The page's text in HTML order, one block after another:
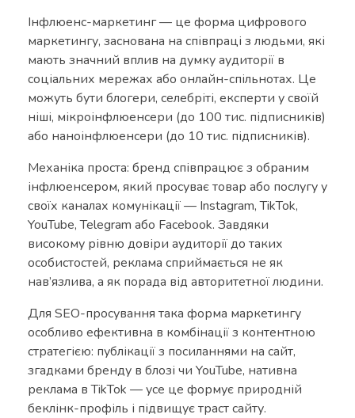
Інфлюенс-маркетинг — це форма цифрового
маркетингу, заснована на співпраці з людьми, які
мають значний вплив на думку аудиторії в
соціальних мережах або онлайн-спільнотах. Це
можуть бути блогери, селебріті, експерти у своїй
ніші, мікроінфлюенсери (до 100 тис. підписників)
або наноінфлюенсери (до 10 тис. підписників).
Механіка проста: бренд співпрацює з обраним
інфлюенсером, який просуває товар або послугу у
своїх каналах комунікації — Instagram, TikTok,
YouTube, Telegram або Facebook. Завдяки
високому рівню довіри аудиторії до таких
особистостей, реклама сприймається не як
нав’язлива, а як порада від авторитетної людини.
Для SEO-просування така форма маркетингу
особливо ефективна в комбінації з контентною
стратегією: публікації з посиланнями на сайт,
згадками бренду в блозі чи YouTube, нативна
реклама в TikTok — усе це формує природній
беклінк-профіль і підвищує траст сайту.